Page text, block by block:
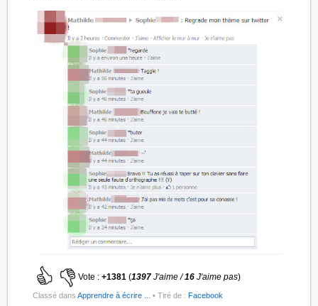
Vote :+1381 (1397J'aime /16 J'aime pas)
Classé dansApprendre à écrire ... • Tiré de : Facebook